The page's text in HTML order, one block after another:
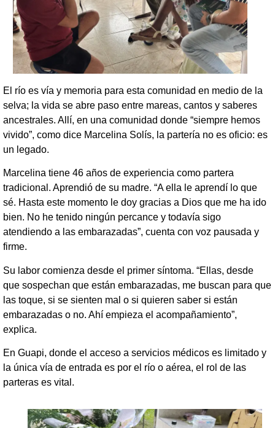
El río es vía y memoria para esta comunidad en medio de la
selva; la vida se abre paso entre mareas, cantos y saberes
ancestrales. Allí, en una comunidad donde “siempre hemos
vivido”, como dice Marcelina Solís, la partería no es oficio: es
un legado.
Marcelina tiene 46 años de experiencia como partera
tradicional. Aprendió de su madre. “A ella le aprendí lo que
sé. Hasta este momento le doy gracias a Dios que me ha ido
bien. No he tenido ningún percance y todavía sigo
atendiendo a las embarazadas”, cuenta con voz pausada y
firme.
Su labor comienza desde el primer síntoma. “Ellas, desde
que sospechan que están embarazadas, me buscan para que
las toque, si se sienten mal o si quieren saber si están
embarazadas o no. Ahí empieza el acompañamiento”,
explica.
En Guapi, donde el acceso a servicios médicos es limitado y
la única vía de entrada es por el río o aérea, el rol de las
parteras es vital.